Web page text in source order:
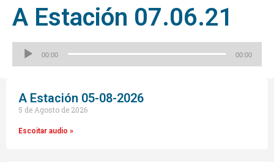
A Estación 07.06.21
00:00 00:00
A Estación 05-08-2026
5 de Agosto de 2026
Escoitar audio »